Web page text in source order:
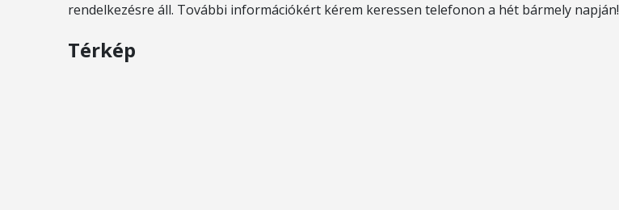
rendelkezésre áll. További információkért kérem keressen telefonon a hét bármely napján!
Térkép